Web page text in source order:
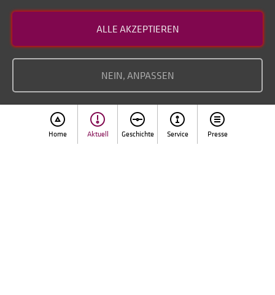
Home Aktuell Geschichte Service Presse
Impressum
ALLE AKZEPTIEREN
NEIN, ANPASSEN